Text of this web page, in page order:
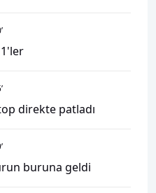
’
’
direkte patladı
’
buruna geldi